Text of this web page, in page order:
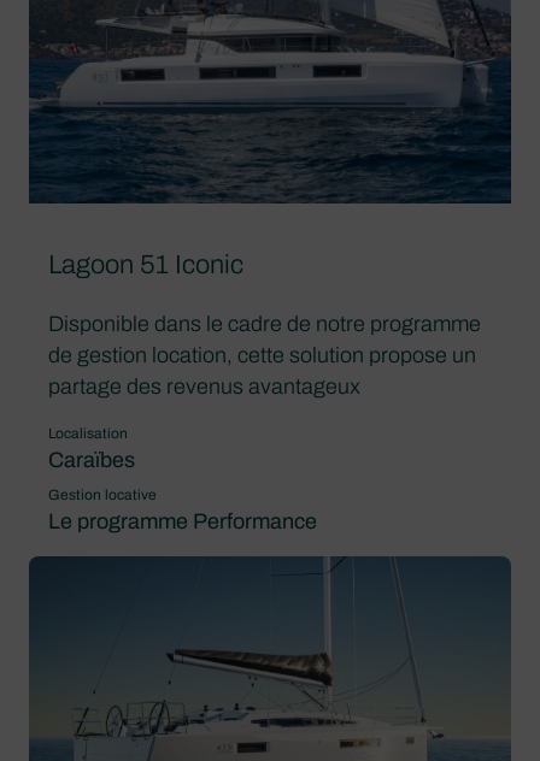
Lagoon 51 Iconic
Disponible dans le cadre de notre programme
de gestion location, cette solution propose un
partage des revenus avantageux
Localisation
Caraïbes
Gestion locative
Le programme Performance